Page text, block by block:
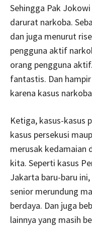
Sehingga Pak
darurat narkoba.
dan juga menurut
pengguna aktif
orang pengguna
fantastis. Dan
karena kasus
Ketiga, kasus-kasus
kasus persekusi
merusak kedamaian
kita. Seperti kasus
Jakarta baru-baru
senior merundung
berdaya. Dan juga
lainnya yang masih